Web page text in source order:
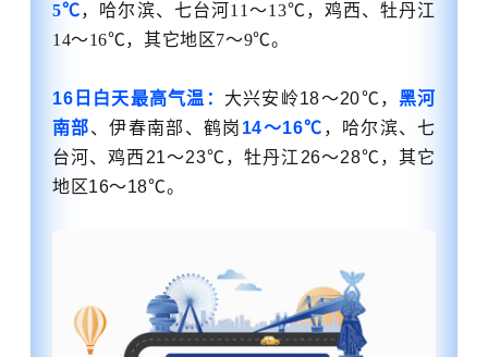
5℃，哈尔滨、七台河11～13℃，鸡西、牡丹江
14～16℃，其它地区7～9℃。
16日白天最高气温： 大兴安岭18～20℃，黑河
南部、伊春南部、鹤岗 14～16℃ ，哈尔滨、七
台河、鸡西21～23℃，牡丹江26～28℃，其它
地区16～18℃。